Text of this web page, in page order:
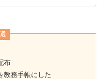
布
教務手帳にした